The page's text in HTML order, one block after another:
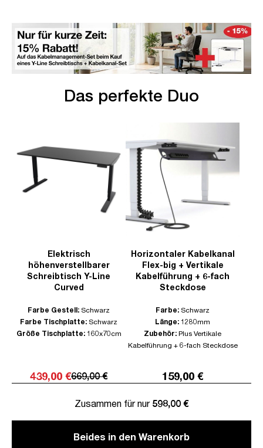
Das perfekte Duo
Elektrisch
höhenverstellbarer
Schreibtisch Y-Line
Curved
Farbe Gestell: Schwarz
Farbe Tischplatte: Schwarz
Größe Tischplatte: 160x70cm
439,00 €669,00 €
Horizontaler Kabelkanal
Flex-big + Vertikale
Kabelführung + 6-fach
Steckdose
Farbe: Schwarz
Länge: 1280mm
Zubehör: Plus Vertikale
Kabelführung + 6-fach Steckdose
159,00 €
Zusammen für nur 598,00 €
Beides in den Warenkorb